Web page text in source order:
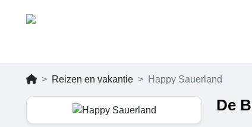
Reizen en vakantie Happy Sauerland
De